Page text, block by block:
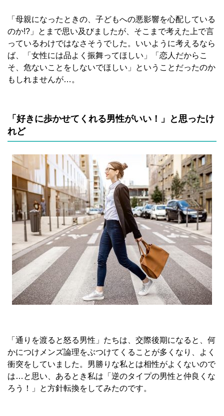
「母親になったときの、子どもへの悪影響を心配している
のか!?」とまで思い及びましたが、そこまで考えた上で言
っているわけではなさそうでした。いいように考えるなら
ば、「女性には品よく振舞ってほしい」「恋人だからこ
そ、危ないことをしないでほしい」ということだったのか
もしれませんが…。
「好きに歩かせてくれる男性がいい！」と思ったけ
れど
「通りを渡ると怒る男性」たちは、交際後期になると、何
かにつけメンズ論理をぶつけてくることが多くなり、よく
衝突をしていました。男勝りな私とは相性がよくないので
は…と思い、あるとき私は「逆のタイプの男性と仲良くな
ろう！」と方針転換をしてみたのです。